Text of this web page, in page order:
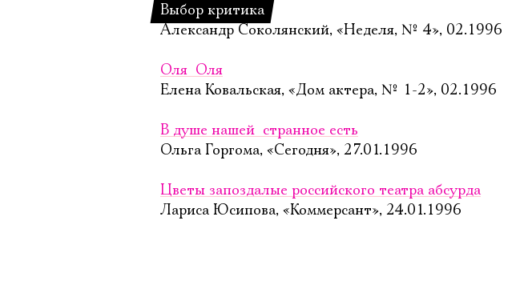
Выбор критика
Александр Соколянский, «Неделя, № 4», 02.1996
Оля  Оля
Елена Ковальская, «Дом актера, № 1-2», 02.1996
В душе нашей  странное есть
Ольга Горгома, «Сегодня», 27.01.1996
Цветы запоздалые российского театра абсурда
Лариса Юсипова, «Коммерсант», 24.01.1996